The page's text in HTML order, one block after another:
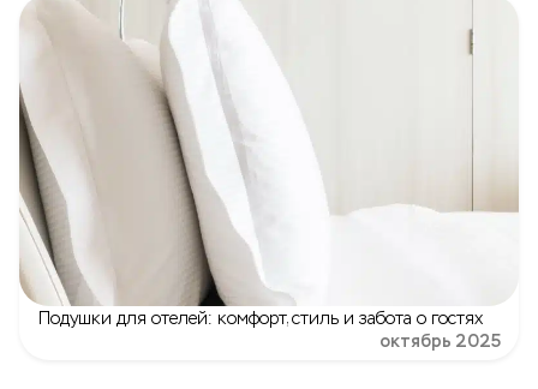
Подушки для отелей: комфорт, стиль и забота о гостях
октябрь 2025